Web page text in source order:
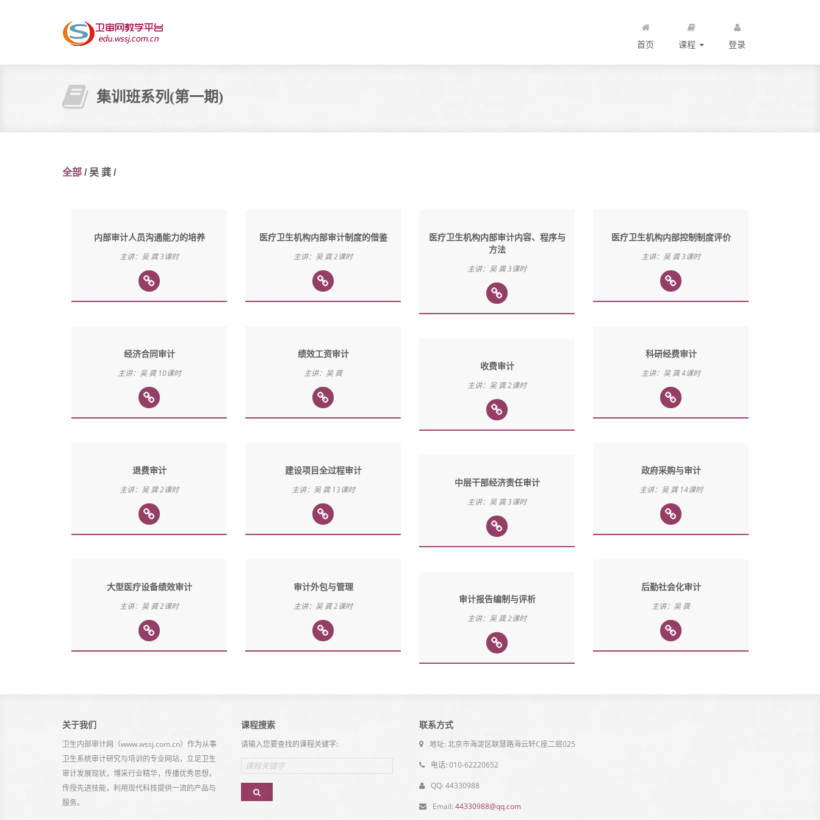
首页 课程 登录
集训班系列(第一期)
全部 / 吴 龚 /
内部审计人员沟通能力的培养
主讲：吴 龚 3课时
医疗卫生机构内部审计制度的借鉴
主讲：吴 龚 2课时
医疗卫生机构内部审计内容、程序与
方法
主讲：吴 龚 3课时
医疗卫生机构内部控制制度评价
主讲：吴 龚 3课时
经济合同审计
主讲：吴 龚 10课时
绩效工资审计
主讲：吴 龚
科研经费审计
主讲：吴 龚 4课时
收费审计
主讲：吴 龚 2课时
退费审计
主讲：吴 龚 2课时
建设项目全过程审计
主讲：吴 龚 13课时
政府采购与审计
主讲：吴 龚 14课时
中层干部经济责任审计
主讲：吴 龚 3课时
大型医疗设备绩效审计
主讲：吴 龚 2课时
审计外包与管理
主讲：吴 龚 2课时
后勤社会化审计
主讲：吴 龚
审计报告编制与评析
主讲：吴 龚 2课时
关于我们
卫生内部审计网（www.wssj.com.cn）作为从事
卫生系统审计研究与培训的专业网站，立足卫生
审计发展现状，博采行业精华，传播优秀思想，
传授先进技能，利用现代科技提供一流的产品与
服务。
课程搜索
请输入您要查找的课程关键字:
Email
address
联系方式
地址: 北京市海淀区联慧路海云轩C座二层025
电话: 010-62220652
QQ: 44330988
Email: 44330988@qq.com